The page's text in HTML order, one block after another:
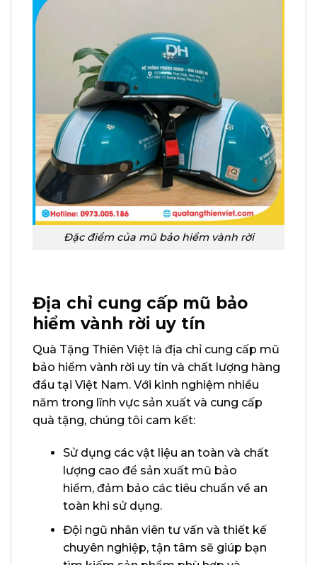
Đặc điểm của mũ bảo hiểm vành rời
Địa chỉ cung cấp mũ bảo
hiểm vành rời uy tín
Quà Tặng Thiên Việt là địa chỉ cung cấp mũ
bảo hiểm vành rời uy tín và chất lượng hàng
đầu tại Việt Nam. Với kinh nghiệm nhiều
năm trong lĩnh vực sản xuất và cung cấp
quà tặng, chúng tôi cam kết:
Sử dụng các vật liệu an toàn và chất
lượng cao để sản xuất mũ bảo
hiểm, đảm bảo các tiêu chuẩn về an
toàn khi sử dụng.
Đội ngũ nhân viên tư vấn và thiết kế
chuyên nghiệp, tận tâm sẽ giúp bạn